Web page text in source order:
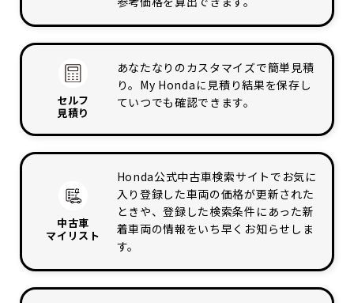
セルフ
見積り
あなたなりのカスタマイズで簡単見積
り。My Hondaに見積り結果を保存し
ていつでも確認できます。
中古車
マイリスト
Honda公式中古車検索サイトでお気に
入り登録した車両の価格が更新された
ときや、登録した検索条件にあった新
着車両の情報をいち早くお知らせしま
す。